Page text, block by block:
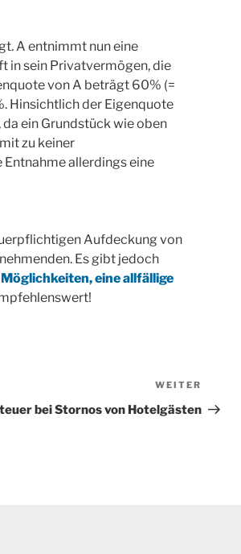
A entnimmt nun eine
in sein Privatvermögen, die
von A beträgt 60% (=
Hinsichtlich der Eigenquote
ein Grundstück wie oben
zu keiner
allerdings eine
Aufdeckung von
Es gibt jedoch
Möglichkeiten, eine allfällige
Beitrag
WEITER
bei Stornos von Hotelgästen